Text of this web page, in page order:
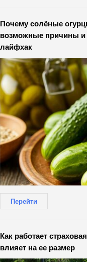
Почему солёные
возможные причины
лайфхак
Перейти
Как работает
влияет на ее размер